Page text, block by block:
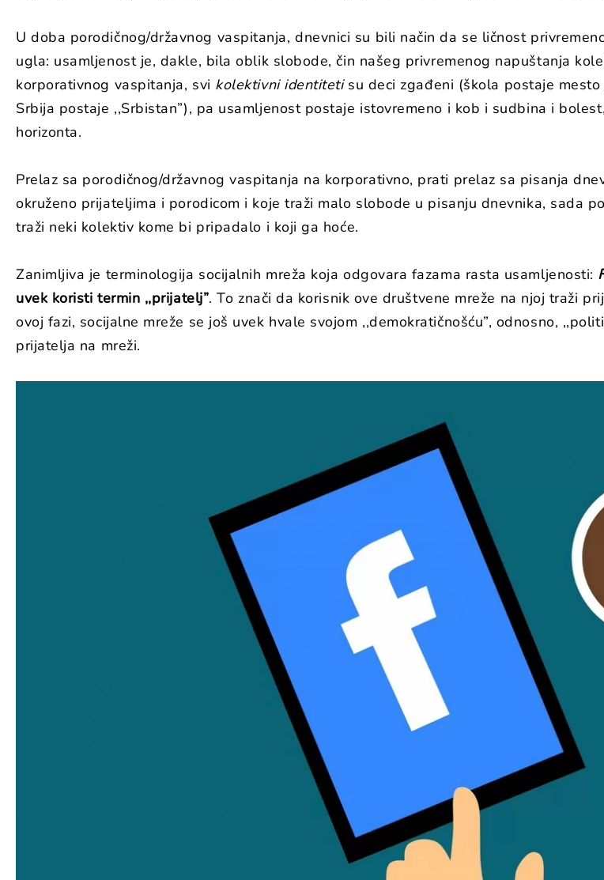
U doba porodičnog/državnog vaspitanja, dnevnici su bili način da se ličnost
ugla: usamljenost je, dakle, bila oblik slobode, čin našeg privremenog napuštanja
korporativnog vaspitanja, svi kolektivni identitetisu deci zgađeni (škola postaje mesto
Srbija postaje ,,Srbistan”), pa usamljenost postaje istovremeno i kob i sudbina i
horizonta.
Prelaz sa porodičnog/državnog vaspitanja na korporativno, prati prelaz sa pisanja
okruženo prijateljima i porodicom i koje traži malo slobode u pisanju dnevnika, sada
traži neki kolektiv kome bi pripadalo i koji ga hoće.
Zanimljiva je terminologija socijalnih mreža koja odgovara fazama rasta usamljenosti:
uvek koristi termin ,,prijatelj”. To znači da korisnik ove društvene mreže na njoj traži
ovoj fazi, socijalne mreže se još uvek hvale svojom ,,demokratičnošću”, odnosno,
prijatelja na mreži.